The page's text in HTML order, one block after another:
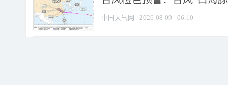
中国天气网 2026-08-09 06:10